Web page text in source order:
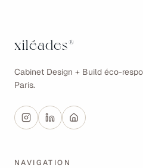
xiléades ®
Cabinet Design + Build éco-
Paris.
NAVIGATION